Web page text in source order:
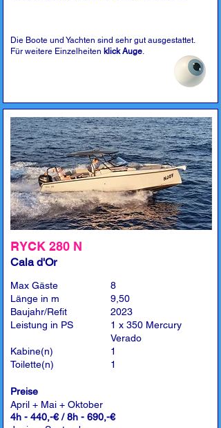
Die Boote und Yachten sind sehr gut ausgestattet.
Für weitere Einzelheiten klick Auge.
RYCK 280 N
Cala d'Or
Max Gäste
Länge in m
Baujahr/Refit
Leistung in PS
Kabine(n)
Toilette(n)
8
9,50
2023
1 x 350 Mercury
Verado
1
1
Preise
April + Mai + Oktober
4h - 440,-€ / 8h - 690,-€